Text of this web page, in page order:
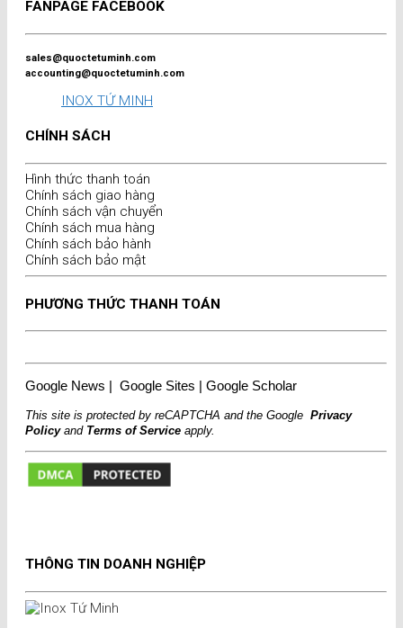
FANPAGE FACEBOOK
sales@quoctetuminh.com
accounting@quoctetuminh.com
INOX TỨ MINH
CHÍNH SÁCH
Hình thức thanh toán
Chính sách giao hàng
Chính sách vận chuyển
Chính sách mua hàng
Chính sách bảo hành
Chính sách bảo mật
PHƯƠNG THỨC THANH TOÁN
Google News | Google Sites | Google Scholar
This site is protected by reCAPTCHA and the Google Privacy
PolicyandTerms of Service apply.
THÔNG TIN DOANH NGHIỆP